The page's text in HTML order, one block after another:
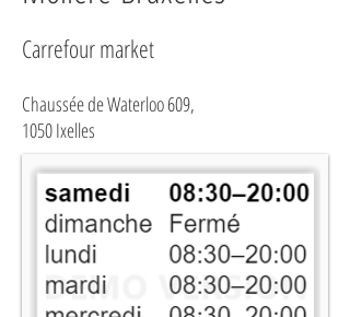
Carrefour market
Chaussée de Waterloo 609,
1050 Ixelles